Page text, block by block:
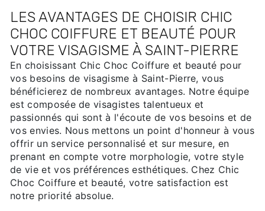
LES AVANTAGES DE CHOISIR CHIC
CHOC COIFFURE ET BEAUTÉ POUR
VOTRE VISAGISME À SAINT-PIERRE
En choisissant Chic Choc Coiffure et beauté pour
vos besoins de visagisme à Saint-Pierre, vous
bénéficierez de nombreux avantages. Notre équipe
est composée de visagistes talentueux et
passionnés qui sont à l'écoute de vos besoins et de
vos envies. Nous mettons un point d'honneur à vous
offrir un service personnalisé et sur mesure, en
prenant en compte votre morphologie, votre style
de vie et vos préférences esthétiques. Chez Chic
Choc Coiffure et beauté, votre satisfaction est
notre priorité absolue.